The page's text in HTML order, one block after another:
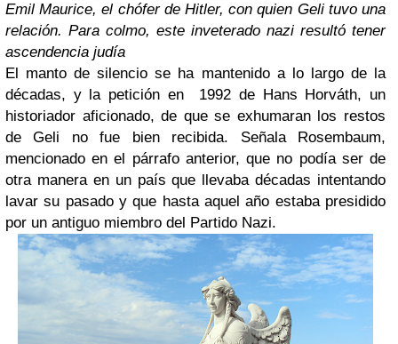
Emil Maurice, el chófer de Hitler, con quien Geli tuvo una
relación. Para colmo, este inveterado nazi resultó tener
ascendencia judía
El manto de silencio se ha mantenido a lo largo de la
décadas, y la petición en 1992 de Hans Horváth, un
historiador aficionado, de que se exhumaran los restos
de Geli no fue bien recibida. Señala Rosembaum,
mencionado en el párrafo anterior, que no podía ser de
otra manera en un país que llevaba décadas intentando
lavar su pasado y que hasta aquel año estaba presidido
por un antiguo miembro del Partido Nazi.